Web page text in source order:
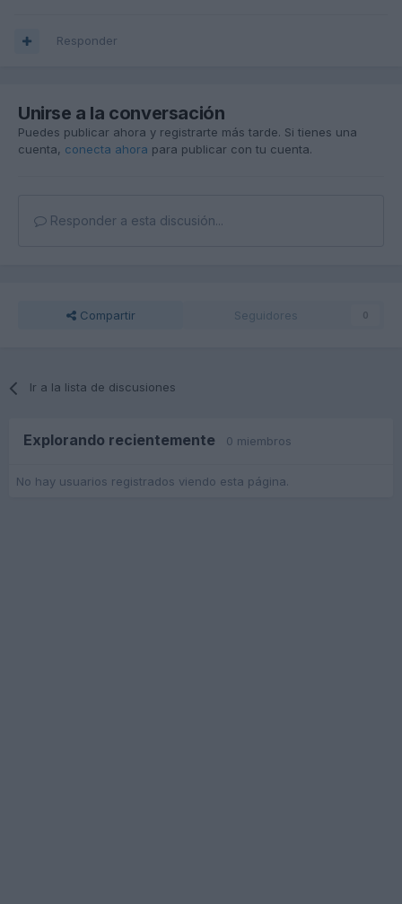
Responder
Unirse a la conversación
Puedes publicar ahora y registrarte más tarde. Si tienes una
cuenta, conecta ahora para publicar con tu cuenta.
Responder a esta discusión...
Compartir Seguidores 0
Ir a la lista de discusiones
Explorando recientemente 0 miembros
No hay usuarios registrados viendo esta página.